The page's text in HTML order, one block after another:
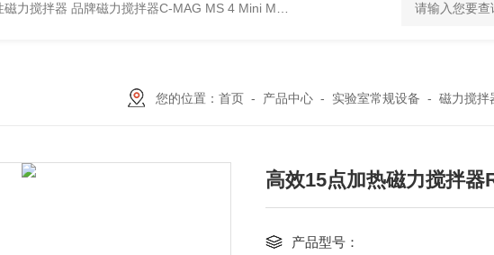
磁力搅拌器 品牌磁力搅拌器C-MAG MS 4 Mini MR standard IKA磁力搅拌器 Mini MR
您的位置： 首页- 产品中心- 实验室常规设备 - 磁力搅拌
高效15点加热磁力搅拌器
产品型号：